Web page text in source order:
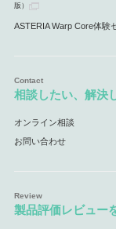
版）
ASTERIA Warp Core体験
相談したい、解決
オンライン相談
お問い合わせ
製品評価レビュー